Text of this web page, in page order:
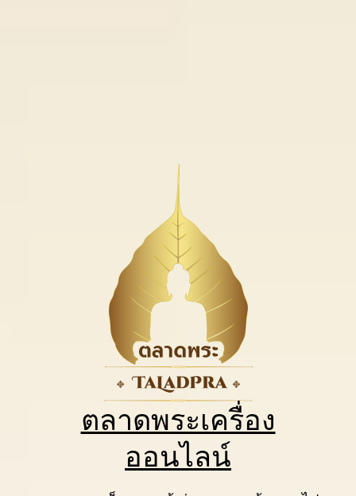
ตลาดพระเครื่อง
ออนไลน์